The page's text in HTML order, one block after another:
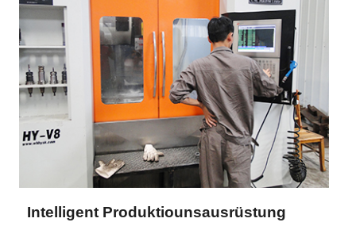
Intelligent Produktiounsausrüstung